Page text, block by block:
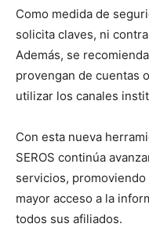
Como medida de
solicita claves, ni
Además, se
provengan de cuentas
utilizar los canales
Con esta nueva
SEROS continúa
servicios,
mayor acceso a la
todos sus afiliados.